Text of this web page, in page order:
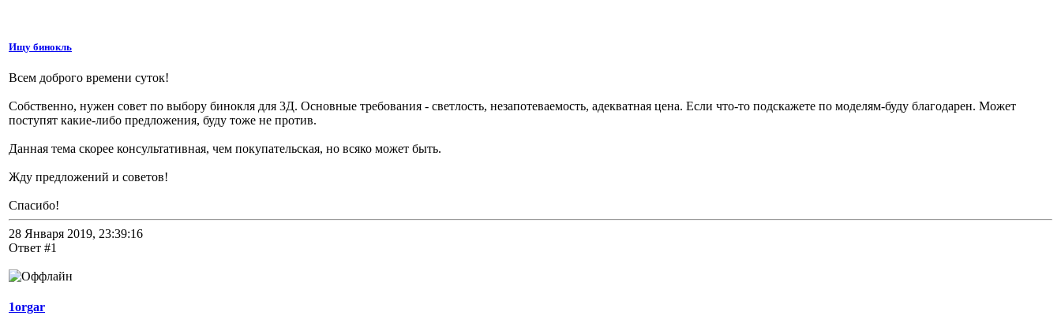
Ищу бинокль
Всем доброго времени суток!
Собственно, нужен совет по выбору бинокля для 3Д. Основные требования - светлость, незапотеваемость, адекватная цена. Если что-то подскажете по моделям-буду благодарен. Может
поступят какие-либо предложения, буду тоже не против.
Данная тема скорее консультативная, чем покупательская, но всяко может быть.
Жду предложений и советов!
Спасибо!
28 Января 2019, 23:39:16
Ответ #1
1orgar